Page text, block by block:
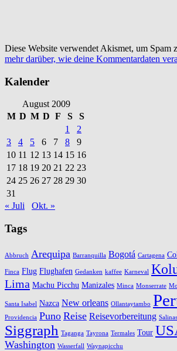
Diese Website verwendet Akismet, um Spam
mehr darüber, wie deine Kommentardaten
Kalender
August 2009
M D M D F S
S
1
2
3
4 5 6 7 8
9
10 11 12 13 14 15 16
17 18 19 20 21 22 23
24 25 26 27 28 29 30
31
« Juli
Okt. »
Tags
Abbruch Arequipa Barranquilla Bogotá Cartagena
Finca Flug Flughafen Gedanken kaffee Karneval
Lima Machu Picchu Manizales Minca Monserrate
Santa Isabel Nazca New orleans Ollantaytambo
Providencia Puno Reise Reisevorbereitung Salinas
Siggraph Taganga Tayrona Termales Tour
Washington Wasserfall Waynapicchu